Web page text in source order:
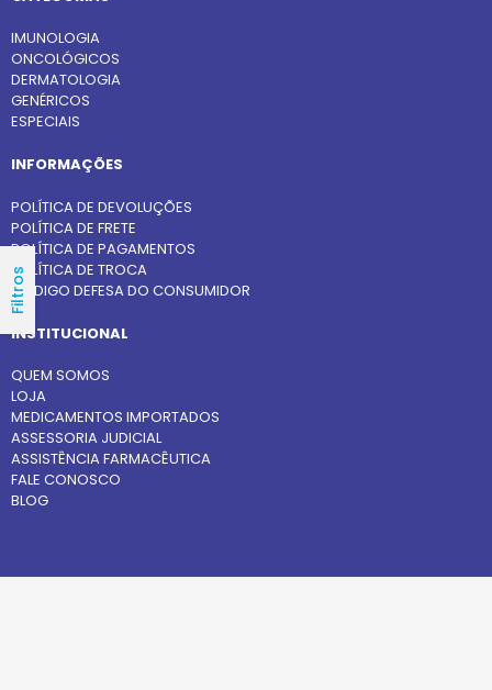
Filtros
IMUNOLOGIA
ONCOLÓGICOS
DERMATOLOGIA
GENÉRICOS
ESPECIAIS
INFORMAÇÕES
POLÍTICA DE DEVOLUÇÕES
POLÍTICA DE FRETE
POLÍTICA DE PAGAMENTOS
POLÍTICA DE TROCA
CÓDIGO DEFESA DO CONSUMIDOR
INSTITUCIONAL
QUEM SOMOS
LOJA
MEDICAMENTOS IMPORTADOS
ASSESSORIA JUDICIAL
ASSISTÊNCIA FARMACÊUTICA
FALE CONOSCO
BLOG